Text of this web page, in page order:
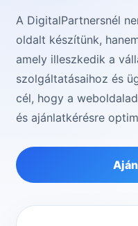
A DigitalPartnersnél
oldalt készítünk,
amely illeszkedik a
szolgáltatásaihoz és
cél, hogy a
és ajánlatkérésre